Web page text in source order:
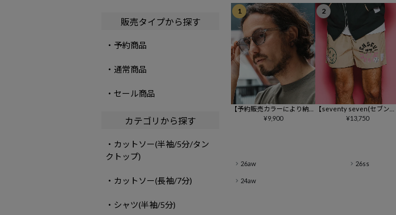
1
【予約販売カラーにより納期
異なる】【seventy seven
¥9,900
2
【seventy seven(セブンテ
ィセブン)】【予約販売8月上
¥13,750
26aw 26ss
24aw
販売タイプから探す
・予約商品
・通常商品
・セール商品
カテゴリから探す
・カットソー(半袖/5分/タン
クトップ)
・カットソー(長袖/7分)
・シャツ(半袖/5分)